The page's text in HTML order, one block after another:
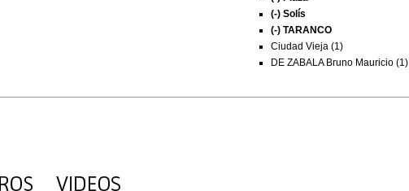
(-) Solís
(-) TARANCO
Ciudad Vieja (1)
DE ZABALA Bruno Mauricio (1)